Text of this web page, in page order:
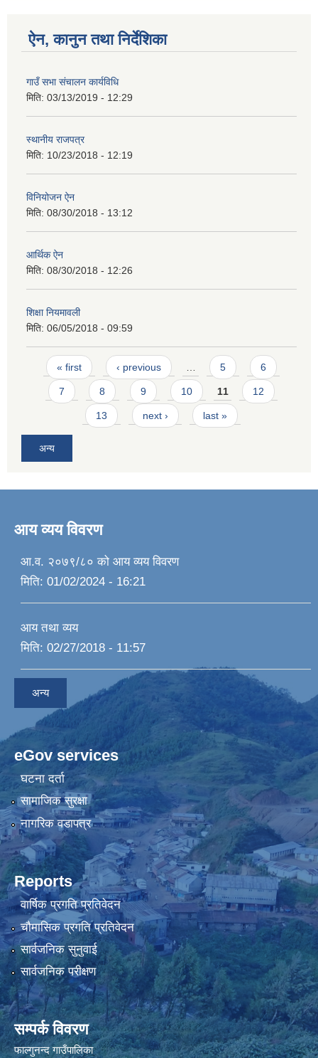
ऐन, कानुन तथा निर्देशिका
गाउँ सभा संचालन कार्यविधि
मिति: 03/13/2019 - 12:29
स्थानीय राजपत्र
मिति: 10/23/2018 - 12:19
विनियोजन ऐन
मिति: 08/30/2018 - 13:12
आर्थिक ऐन
मिति: 08/30/2018 - 12:26
शिक्षा नियमावली
मिति: 06/05/2018 - 09:59
Pages
« first ‹ previous 5 6
7 8 9 10 11 12
13 next › last »
अन्य
आय व्यय विवरण
आ.व. २०७९/८० को आय व्यय विवरण
मिति: 01/02/2024 - 16:21
आय तथा व्यय
मिति: 02/27/2018 - 11:57
अन्य
eGov services
घटना दर्ता
सामाजिक सुरक्षा
नागरिक वडापत्र
Reports
वार्षिक प्रगति प्रतिवेदन
चौमासिक प्रगति प्रतिवेदन
सार्वजनिक सुनुवाई
सार्वजनिक परीक्षण
सम्पर्क विवरण
फाल्गुनन्द गाउँपालिका